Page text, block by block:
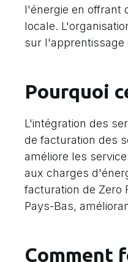
l'énergie en offrant
locale.
sur l'apprentissage
Pourquoi
L'intégration des
de facturation des
améliore les
aux charges
facturation de Zero
Pays-Bas,
Comment